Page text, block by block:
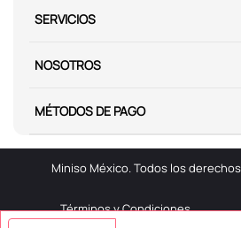
SERVICIOS
NOSOTROS
MÉTODOS DE PAGO
Miniso México. Todos los
Términos y Condiciones